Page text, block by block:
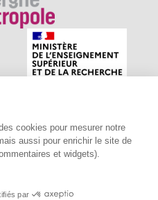
cookies pour mesurer notre
aussi pour enrichir le site de
et widgets).
par
réseau social des amateurs
du territoire. Propulsé par